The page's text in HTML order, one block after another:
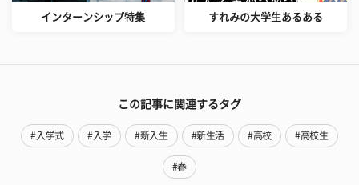
インターンシップ特集 すれみの大学生あるある
この記事に関連するタグ
#入学式 #入学 #新入生 #新生活 #高校 #高校生
#春